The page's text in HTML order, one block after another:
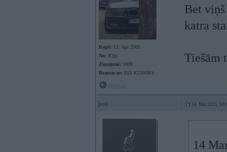
Kopš: 12. Apr 2005
No: Rīga
Ziņojumi: 1808
Braucu ar: E61 K1200RS
Bet
katra
Tiešām
josi 14. Mar 2025,
14